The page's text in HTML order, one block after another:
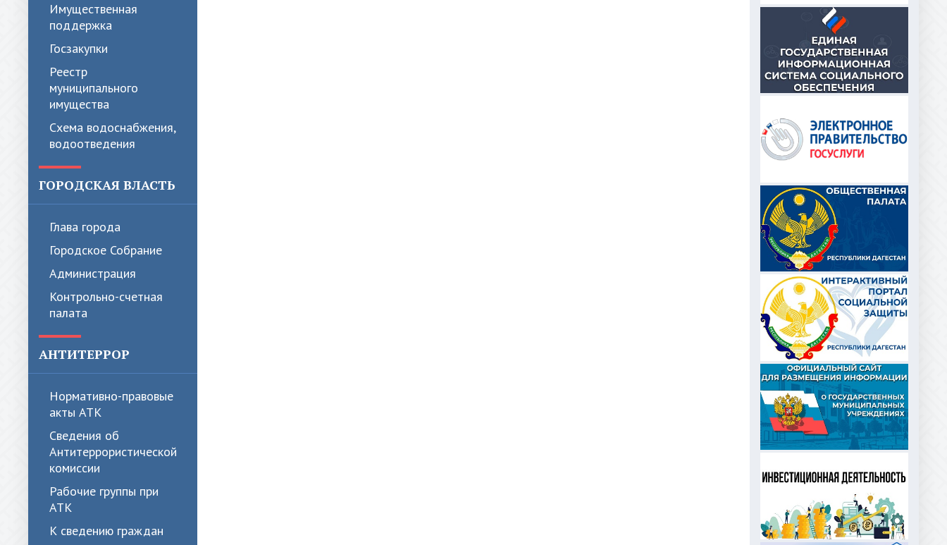
Имущественная
поддержка
Госзакупки
Реестр
муниципального
имущества
Схема водоснабжения,
водоотведения
ГОРОДСКАЯ ВЛАСТЬ
Глава города
Городское Собрание
Администрация
Контрольно-счетная
палата
АНТИТЕРРОР
Нормативно-правовые
акты АТК
Сведения об
Антитеррористической
комиссии
Рабочие группы при
АТК
К сведению граждан